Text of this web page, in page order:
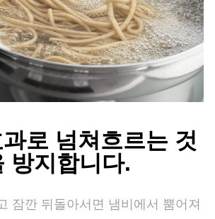
로 넘쳐흐르는 것
방지합니다.
잠깐 뒤돌아서면 냄비에서 뿜어져